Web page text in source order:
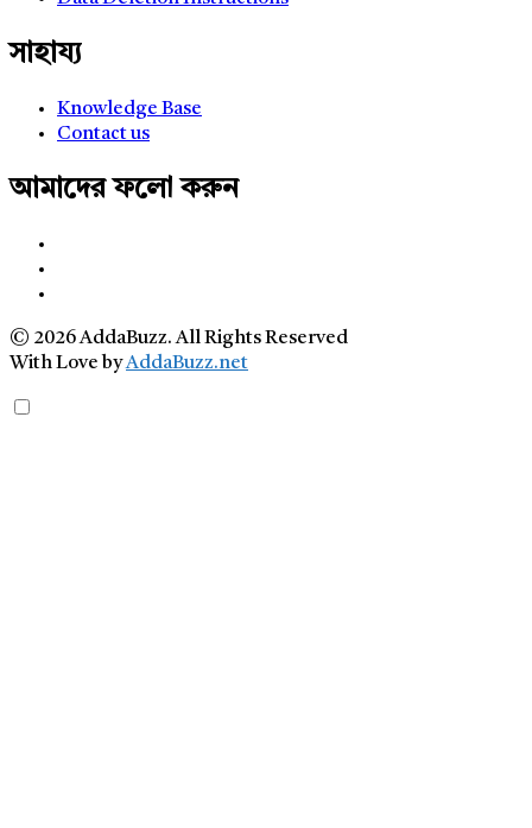
সাহায্য
Knowledge Base
Contact us
আমাদের ফলো করুন
© 2026 AddaBuzz. All Rights Reserved
With Love byAddaBuzz.net